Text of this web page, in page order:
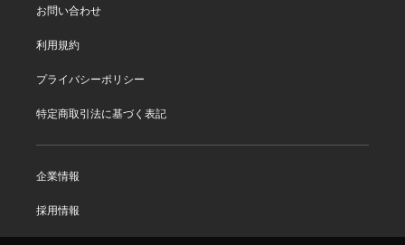
お問い合わせ
利用規約
プライバシーポリシー
特定商取引法に基づく表記
企業情報
採用情報